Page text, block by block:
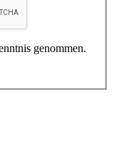
genommen.